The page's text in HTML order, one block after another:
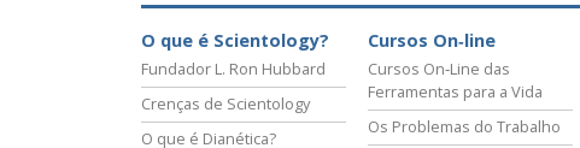
O que é Scientology?
Fundador L. Ron Hubbard
Crenças de Scientology
O que é Dianética?
Cursos On‑line
Cursos On‑Line das
Ferramentas para a Vida
Os Problemas do Trabalho